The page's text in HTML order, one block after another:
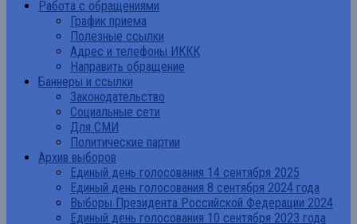
Работа с обращениями
График приема
Полезные ссылки
Адрес и телефоны ИККК
Направить обращение
Баннеры и ссылки
Законодательство
Социальные сети
Для СМИ
Политические партии
Архив выборов
Единый день голосования 14 сентября 2025
Единый день голосования 8 сентября 2024 года
Выборы Президента Российской Федерации 2024
Единый день голосования 10 сентября 2023 года